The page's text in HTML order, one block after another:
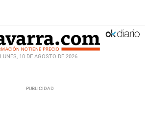
LUNES, 10 DE AGOSTO DE 2026